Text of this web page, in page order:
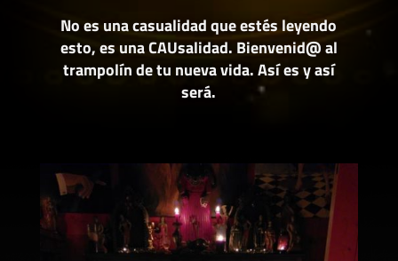
No es una casualidad que estés leyendo
esto, es una CAUsalidad. Bienvenid@ al
trampolín de tu nueva vida. Así es y así
será.